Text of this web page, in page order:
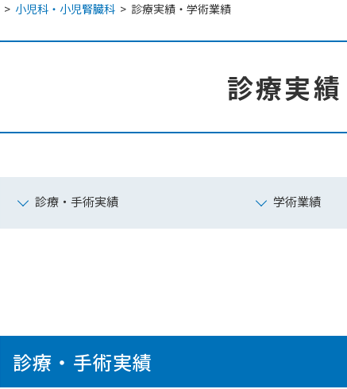
> 小児科・小児腎臓科 > 診療実績・学術業績
診療実
診療・手術実績 学術業績
診療・手術実績